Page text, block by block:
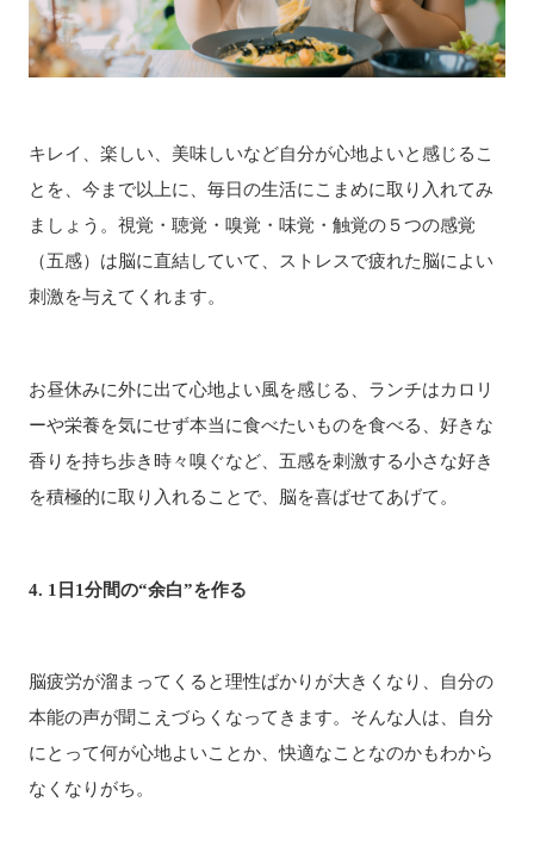
キレイ、楽しい、美味しいなど自分が心地よいと感じるこ
とを、今まで以上に、毎日の生活にこまめに取り入れてみ
ましょう。視覚・聴覚・嗅覚・味覚・触覚の５つの感覚
（五感）は脳に直結していて、ストレスで疲れた脳によい
刺激を与えてくれます。
お昼休みに外に出て心地よい風を感じる、ランチはカロリ
ーや栄養を気にせず本当に食べたいものを食べる、好きな
香りを持ち歩き時々嗅ぐなど、五感を刺激する小さな好き
を積極的に取り入れることで、脳を喜ばせてあげて。
4. 1 日1分間の“余白”を作る
脳疲労が溜まってくると理性ばかりが大きくなり、自分の
本能の声が聞こえづらくなってきます。そんな人は、自分
にとって何が心地よいことか、快適なことなのかもわから
なくなりがち。